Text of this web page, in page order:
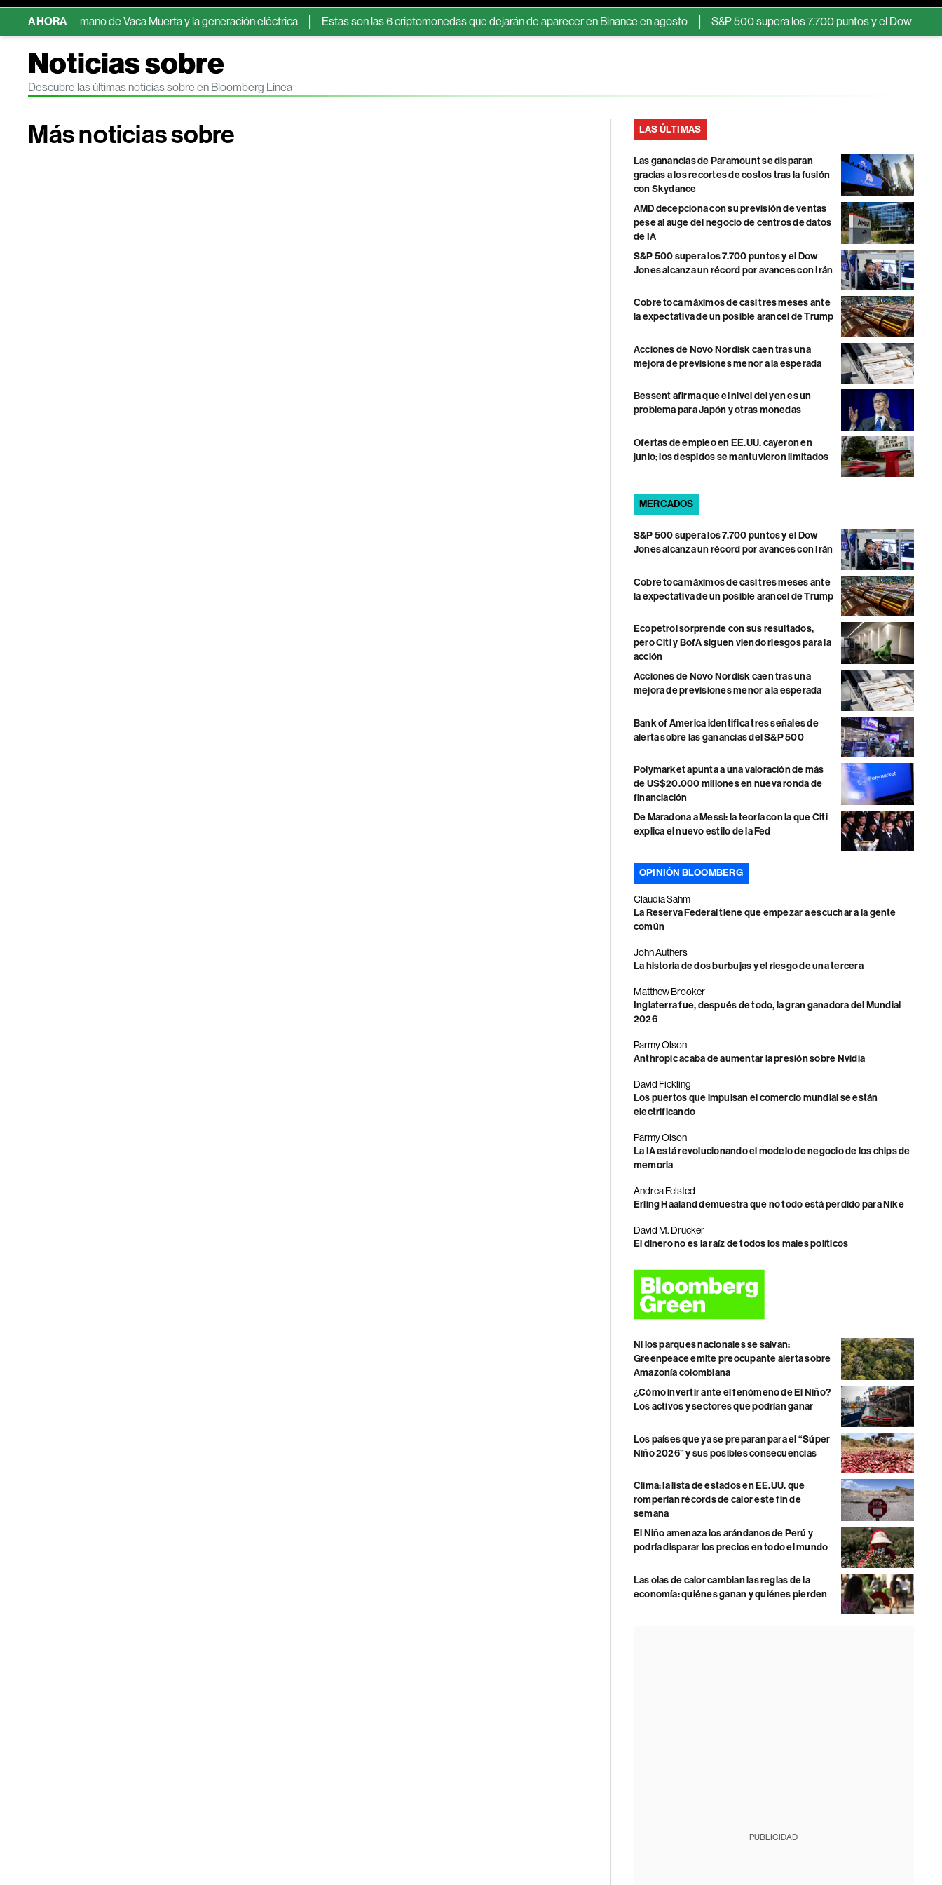
AHORA
de la mano de Vaca Muerta y la generación eléctrica Estas son las 6 criptomonedas que dejarán de aparecer en Binance en agosto S&P 500 supera los 7.700 puntos y el Dow Jones
Noticias sobre
Descubre las últimas noticias sobre en Bloomberg Línea
Más noticias sobre LAS ÚLTIMAS
Las ganancias de Paramount se disparan
gracias a los recortes de costos tras la fusión
con Skydance
AMD decepciona con su previsión de ventas
pese al auge del negocio de centros de datos
de IA
S&P 500 supera los 7.700 puntos y el Dow
Jones alcanza un récord por avances con Irán
Cobre toca máximos de casi tres meses ante
la expectativa de un posible arancel de Trump
Acciones de Novo Nordisk caen tras una
mejora de previsiones menor a la esperada
Bessent afirma que el nivel del yen es un
problema para Japón y otras monedas
Ofertas de empleo en EE.UU. cayeron en
junio; los despidos se mantuvieron limitados
MERCADOS
S&P 500 supera los 7.700 puntos y el Dow
Jones alcanza un récord por avances con Irán
Cobre toca máximos de casi tres meses ante
la expectativa de un posible arancel de Trump
Ecopetrol sorprende con sus resultados,
pero Citi y BofA siguen viendo riesgos para la
acción
Acciones de Novo Nordisk caen tras una
mejora de previsiones menor a la esperada
Bank of America identifica tres señales de
alerta sobre las ganancias del S&P 500
Polymarket apunta a una valoración de más
de US$20.000 millones en nueva ronda de
financiación
De Maradona a Messi: la teoría con la que Citi
explica el nuevo estilo de la Fed
OPINIÓN BLOOMBERG
Claudia Sahm
La Reserva Federal tiene que empezar a escuchar a la gente
común
John Authers
La historia de dos burbujas y el riesgo de una tercera
Matthew Brooker
Inglaterra fue, después de todo, la gran ganadora del Mundial
2026
Parmy Olson
Anthropic acaba de aumentar la presión sobre Nvidia
David Fickling
Los puertos que impulsan el comercio mundial se están
electrificando
Parmy Olson
La IA está revolucionando el modelo de negocio de los chips de
memoria
Andrea Felsted
Erling Haaland demuestra que no todo está perdido para Nike
David M. Drucker
El dinero no es la raíz de todos los males políticos
Ni los parques nacionales se salvan:
Greenpeace emite preocupante alerta sobre
Amazonía colombiana
¿Cómo invertir ante el fenómeno de El Niño?
Los activos y sectores que podrían ganar
Los países que ya se preparan para el “Súper
Niño 2026” y sus posibles consecuencias
Clima: la lista de estados en EE.UU. que
romperían récords de calor este fin de
semana
El Niño amenaza los arándanos de Perú y
podría disparar los precios en todo el mundo
Las olas de calor cambian las reglas de la
economía: quiénes ganan y quiénes pierden
PUBLICIDAD